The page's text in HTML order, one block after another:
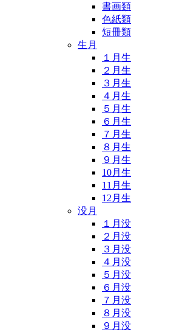
書画類
色紙類
短冊類
生月
１月生
２月生
３月生
４月生
５月生
６月生
７月生
８月生
９月生
10月生
11月生
12月生
没月
１月没
２月没
３月没
４月没
５月没
６月没
７月没
８月没
９月没